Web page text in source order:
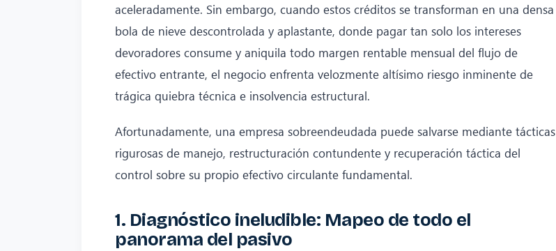
aceleradamente. Sin embargo, cuando estos créditos se transforman en una densa
bola de nieve descontrolada y aplastante, donde pagar tan solo los intereses
devoradores consume y aniquila todo margen rentable mensual del flujo de
efectivo entrante, el negocio enfrenta velozmente altísimo riesgo inminente de
trágica quiebra técnica e insolvencia estructural.
Afortunadamente, una empresa sobreendeudada puede salvarse mediante tácticas
rigurosas de manejo, restructuración contundente y recuperación táctica del
control sobre su propio efectivo circulante fundamental.
1. Diagnóstico ineludible: Mapeo de todo el
panorama del pasivo